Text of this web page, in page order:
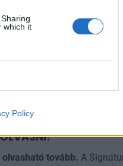
which it
Policy
6, az
légikikötő
Japánban, Chilében,
repülőtereket.
tovább. A